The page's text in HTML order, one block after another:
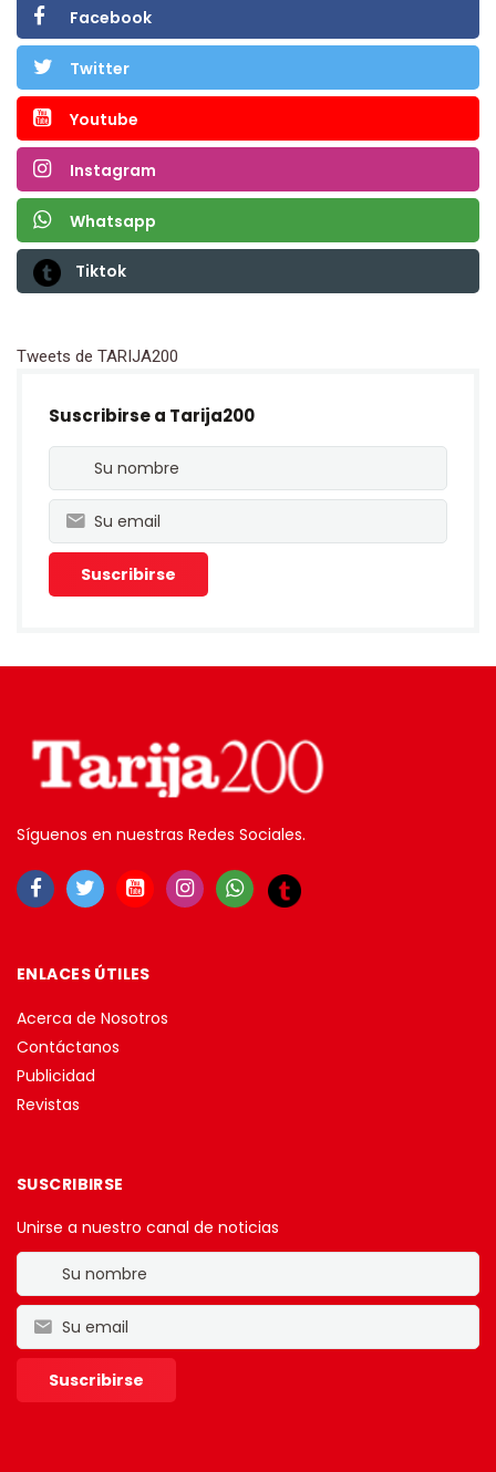
Facebook
Twitter
Youtube
Instagram
Whatsapp
Tiktok
Tweets de TARIJA200
Suscribirse a Tarija200
Síguenos en nuestras Redes Sociales.
ENLACES ÚTILES
Acerca de Nosotros
Contáctanos
Publicidad
Revistas
SUSCRIBIRSE
Unirse a nuestro canal de noticias